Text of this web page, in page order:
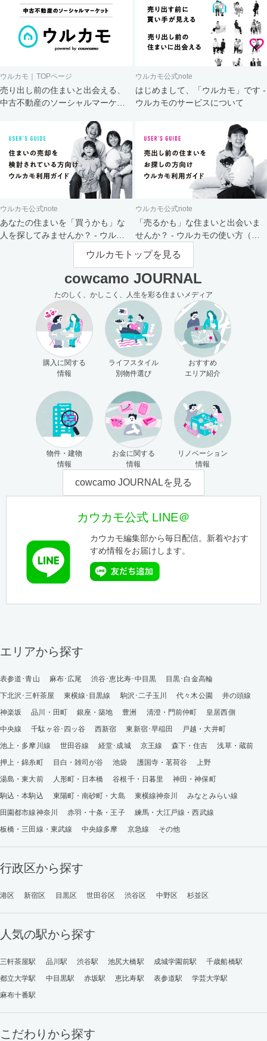
ウルカモ｜TOPページ
売り出し前の住まいと出会える、
中古不動産のソーシャルマーケッ
ウルカモ公式note
はじめまして、「ウルカモ」です -
ウルカモのサービスについて
ウルカモ公式note
あなたの住まいを「買うかも」な
人を探してみませんか？ - ウルカ
ウルカモ公式note
「売るかも」な住まいと出会いま
せんか？ - ウルカモの使い方（買
主さま向け）
ウルカモトップを見る
cowcamo JOURNAL
たのしく、かしこく、人生を彩る住まいメディア
購入に関する
情報
ライフスタイル
別物件選び
おすすめ
エリア紹介
物件・建物
情報
お金に関する
情報
リノベーション
情報
cowcamo JOURNALを見る
カウカモ公式 LINE＠
カウカモ編集部から毎日配信。新着やおす
すめ情報をお届けします。
エリアから探す
表参道･青山 麻布･広尾 渋谷･恵比寿･中目黒
目黒･白金高輪
下北沢･三軒茶屋
東横線･目黒線 駒沢･二子玉川 代々木公園
井の頭線
神楽坂
品川・田町 銀座・築地 豊洲 清澄・門前仲町
皇居西側
中央線
千駄ヶ谷･四ッ谷 西新宿 東新宿･早稲田
戸越・大井町
池上・多摩川線
世田谷線 経堂･成城 京王線 森下・住吉
浅草・蔵前
押上・錦糸町
目白・雑司が谷 池袋 護国寺・茗荷谷
上野
湯島・東大前
人形町・日本橋 谷根千・日暮里
神田・神保町
駒込・本駒込
東陽町・南砂町・大島 東横線神奈川
みなとみらい線
田園都市線神奈川
赤羽・十条・王子
練馬・大江戸線・西武線
板橋・三田線・東武線
中央線多摩 京急線 その他
行政区から探す
港区 新宿区 目黒区 世田谷区 渋谷区 中野区 杉並区
人気の駅から探す
三軒茶屋駅 品川駅 渋谷駅 池尻大橋駅 成城学園前駅
千歳船橋駅
都立大学駅
中目黒駅 赤坂駅 恵比寿駅 表参道駅
学芸大学駅
麻布十番駅
こだわりから探す